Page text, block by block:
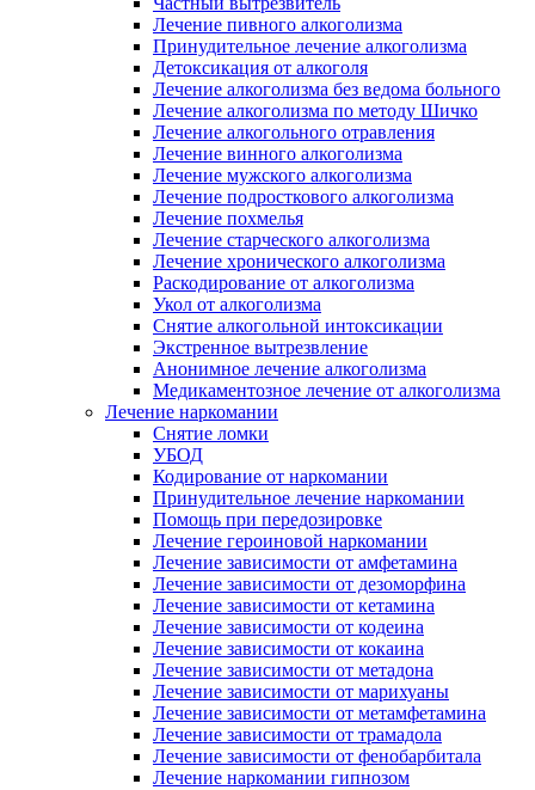
Лечение пивного алкоголизма
Принудительное лечение алкоголизма
Детоксикация от алкоголя
Лечение алкоголизма без ведома больного
Лечение алкоголизма по методу Шичко
Лечение алкогольного отравления
Лечение винного алкоголизма
Лечение мужского алкоголизма
Лечение подросткового алкоголизма
Лечение похмелья
Лечение старческого алкоголизма
Лечение хронического алкоголизма
Раскодирование от алкоголизма
Укол от алкоголизма
Снятие алкогольной интоксикации
Экстренное вытрезвление
Анонимное лечение алкоголизма
Медикаментозное лечение от алкоголизма
Лечение наркомании
Снятие ломки
УБОД
Кодирование от наркомании
Принудительное лечение наркомании
Помощь при передозировке
Лечение героиновой наркомании
Лечение зависимости от амфетамина
Лечение зависимости от дезоморфина
Лечение зависимости от кетамина
Лечение зависимости от кодеина
Лечение зависимости от кокаина
Лечение зависимости от метадона
Лечение зависимости от марихуаны
Лечение зависимости от метамфетамина
Лечение зависимости от трамадола
Лечение зависимости от фенобарбитала
Лечение наркомании гипнозом